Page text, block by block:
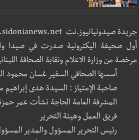
جريدة صيدونيانيوز.نت www.sidonianews.net
مرخصة من وزارة الاعلام ونقابة الصحافة
أسسها الصحافي السفير غسان محمود
صاحبة الإمتياز : السيدة هدى إبراهيم
المشرفة العامة الحاجة نشأت عمر
فريق العمل وهيئة التحرير
رئيس التحرير المسؤول والمدير